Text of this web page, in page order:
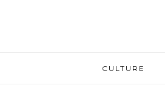
CULTURE